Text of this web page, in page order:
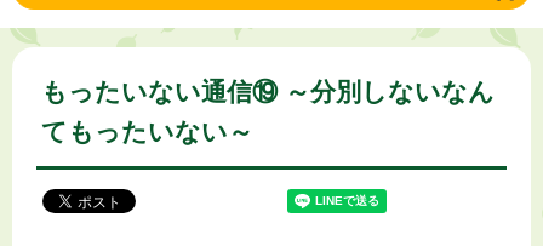
もったいない通信⑲ ～分別しないなん
てもったいない～